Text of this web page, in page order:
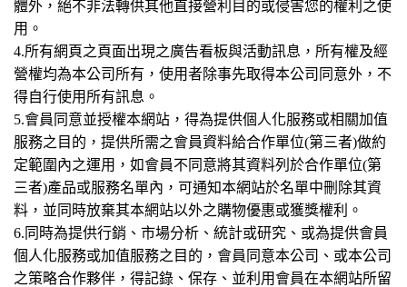
體外，絕不非法轉供其他直接營利目的或侵害您的權利之使
用。
4.所有網頁之頁面出現之廣告看板與活動訊息，所有權及經
營權均為本公司所有，使用者除事先取得本公司同意外，不
得自行使用所有訊息。
5.會員同意並授權本網站，得為提供個人化服務或相關加值
服務之目的，提供所需之會員資料給合作單位(第三者)做約
定範圍內之運用，如會員不同意將其資料列於合作單位(第
三者)產品或服務名單內，可通知本網站於名單中刪除其資
料，並同時放棄其本網站以外之購物優惠或獲獎權利。
6.同時為提供行銷、市場分析、統計或研究、或為提供會員
個人化服務或加值服務之目的，會員同意本公司、或本公司
之策略合作夥伴，得記錄、保存、並利用會員在本網站所留